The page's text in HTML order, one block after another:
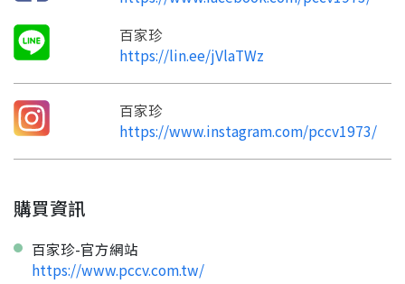
百家珍
https://lin.ee/jVlaTWz
百家珍
https://www.instagram.com/pccv1973/
購買資訊
百家珍-官方網站
https://www.pccv.com.tw/
返回 繼續註冊
返回 繼續註冊
註冊完成了！
開始填寫申請資料吧~
返回首頁
您的申請資料正在等候審查中，
要申請新產品嗎？
查看申請進度
想知道怎麼做更容易通過審核嗎？
看看申請教學吧！
點擊「直接申請」按鈕開始填寫申請表。